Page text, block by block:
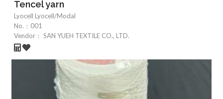
Tencel yarn
Lyocell Lyocell/Modal
No.： 001
Vendor： SAN YUEH TEXTILE CO., LTD.